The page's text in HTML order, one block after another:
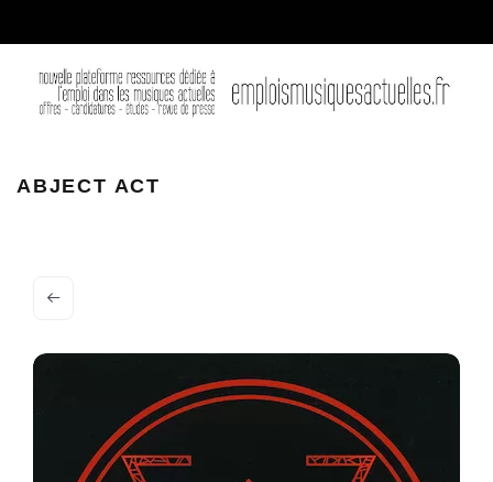
ABJECT ACT